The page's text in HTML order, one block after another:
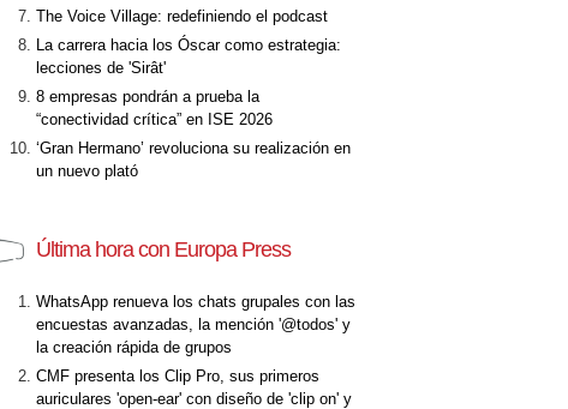
The Voice Village: redefiniendo el podcast
La carrera hacia los Óscar como estrategia:
lecciones de 'Sirât'
8 empresas pondrán a prueba la
“conectividad crítica” en ISE 2026
‘Gran Hermano’ revoluciona su realización en
un nuevo plató
Última hora con Europa Press
WhatsApp renueva los chats grupales con las
encuestas avanzadas, la mención '@todos' y
la creación rápida de grupos
CMF presenta los Clip Pro, sus primeros
auriculares 'open-ear' con diseño de 'clip on' y